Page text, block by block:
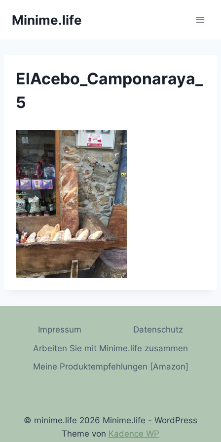
InhaltMinime.life
ElAcebo_Camponaraya_
5
Impressum
Datenschutz
Arbeiten Sie mit Minime.life zusammen
Meine Produktempfehlungen [Amazon]
© minime.life 2026 Minime.life - WordPress
Theme von Kadence WP